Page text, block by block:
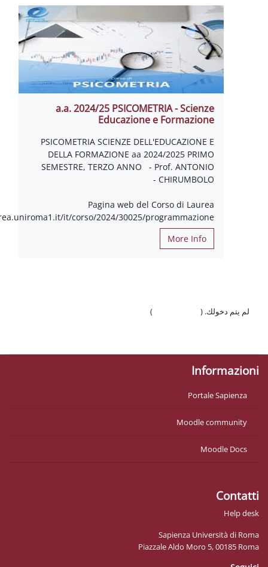
a.a. 2024/25 PSICOMETRIA -
Educazione e
PSICOMETRIA SCIENZE
DELLA FORMAZIONE aa 2024/2025
SEMESTRE, TERZO ANNO - Prof.
Pagina web del Corso di
https://corsidilaurea.uniroma1.it/it/corso/2024/30025/
الدخول)
Sapienza
Piazzale Aldo